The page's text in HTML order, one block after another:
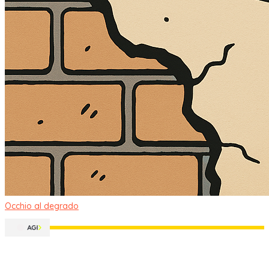
Occhio al degrado